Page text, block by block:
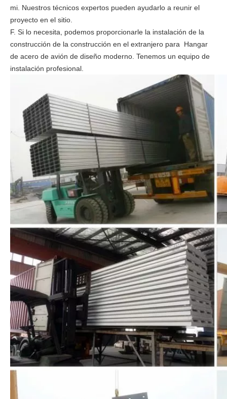
mi. Nuestros técnicos expertos pueden ayudarlo a reunir el
proyecto en el sitio.
F. Si lo necesita, podemos proporcionarle la instalación de la
construcción de la construcción en el extranjero para Hangar
de acero de avión de diseño moderno. Tenemos un equipo de
instalación profesional.